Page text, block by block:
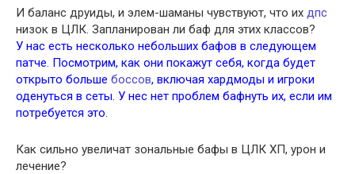
И баланс друиды, и элем-шаманы чувствуют, что их дпс
низок в ЦЛК. Запланирован ли баф для этих классов?
У нас есть несколько небольших бафов в следующем
патче. Посмотрим, как они покажут себя, когда будет
открыто больше боссов, включая хардмоды и игроки
оденуться в сеты. У нес нет проблем бафнуть их, если им
потребуется это.
Как сильно увеличат зональные бафы в ЦЛК ХП, урон и
лечение?